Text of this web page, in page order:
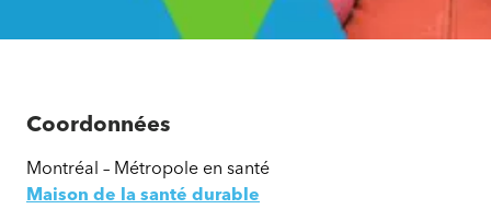
Coordonnées
Montréal – Métropole en santé
Maison de la santé durable